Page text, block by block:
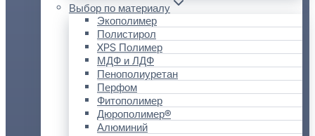
Выбор по материалу
Экополимер
Полистирол
XPS Полимер
МДФ и ЛДФ
Пенополиуретан
Перфом
Фитополимер
Дюрополимер®
Алюминий